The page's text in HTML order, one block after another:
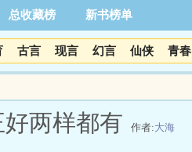
总收藏榜 新书榜单
古言 现言 幻言 仙侠 青春
两样都有 作者:大海